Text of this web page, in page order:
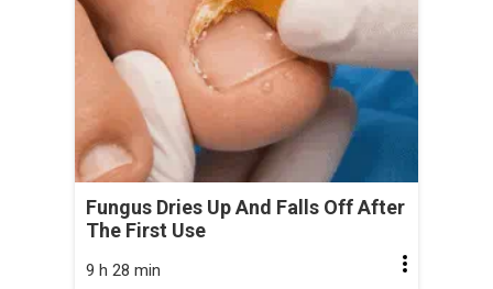
Fungus Dries Up And Falls Off After
The First Use
9 h 28 min